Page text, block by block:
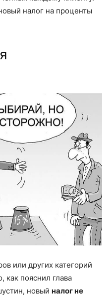
налог на проценты
или других категорий
как пояснил глава
новый налог не